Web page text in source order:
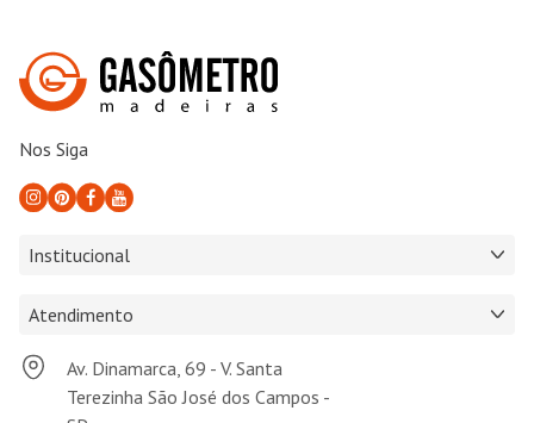
Nos Siga
Institucional
Atendimento
Av. Dinamarca, 69 - V. Santa
Terezinha São José dos Campos -